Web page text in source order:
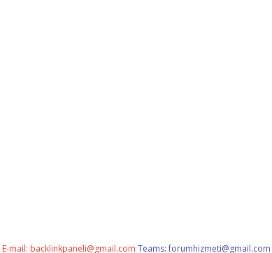
E-mail: backlinkpaneli@gmail.com Teams:forumhizmeti@gmail.com